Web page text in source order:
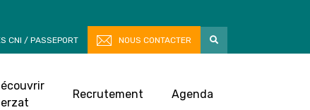
CNI / PASSEPORT NOUS CONTACTER
Recrutement Agenda